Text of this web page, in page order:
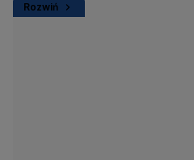
Rozwiń